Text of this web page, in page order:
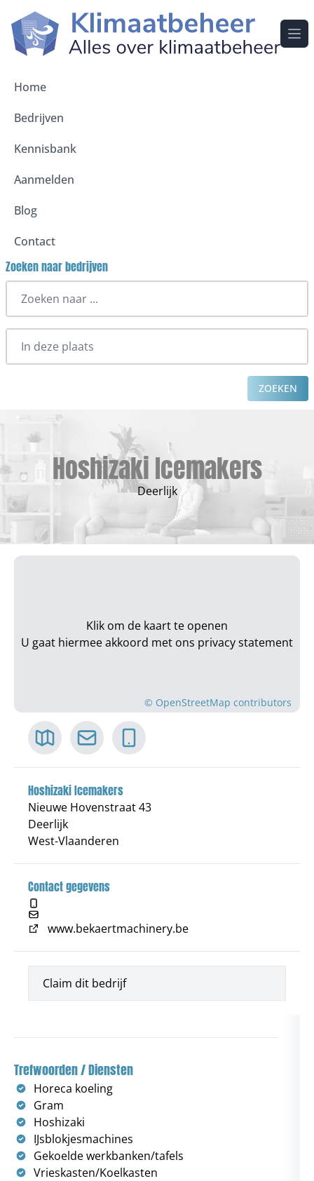
Home
Bedrijven
Kennisbank
Aanmelden
Blog
Contact
Zoeken naar bedrijven
ZOEKEN
Hoshizaki Icemakers
Deerlijk
Trefwoorden / Diensten
Horeca koeling
Gram
Hoshizaki
IJsblokjesmachines
Gekoelde werkbanken/tafels
Vrieskasten/Koelkasten
Klik om de kaart te openen
U gaat hiermee akkoord met ons privacy statement
© OpenStreetMap contributors
Hoshizaki Icemakers
Nieuwe Hovenstraat 43
Deerlijk
West-Vlaanderen
Contact gegevens
www.bekaertmachinery.be
Claim dit bedrijf